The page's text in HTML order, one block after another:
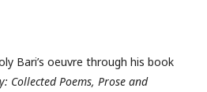
Bari’s oeuvre through his book
Collected Poems, Prose and